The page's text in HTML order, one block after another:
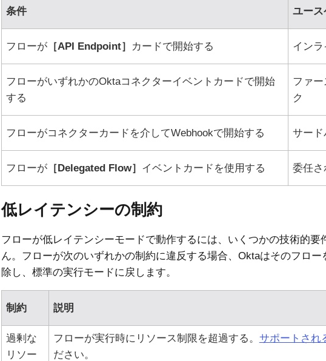
条件 ユース
フローが API Endpoint カードで開始する イン
フローがいずれかのOktaコネクターイベントカードで開始
する
ファ
ク
フローがコネクターカードを介してWebhookで開始する サード
フローが Delegated Flow イベントカードを使用する 委任さ
低レイテンシーの制約
フローが低レイテンシーモードで動作するには、いくつかの技術的要
ん。フローが次のいずれかの制約に違反する場合、Oktaはそのフロ
除し、標準の実行モードに戻します。
制約 説明
過剰な
リソー
フローが実行時にリソース制限を超過する。 サポートされ
ださい。